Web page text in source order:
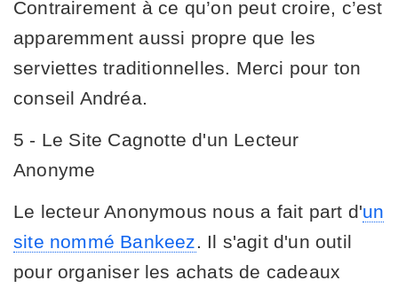
Contrairement à ce qu’on peut croire, c’est
apparemment aussi propre que les
serviettes traditionnelles. Merci pour ton
conseil Andréa.
5 - Le Site Cagnotte d'un Lecteur
Anonyme
Le lecteur Anonymous nous a fait part d'un
site nommé Bankeez . Il s'agit d'un outil
pour organiser les achats de cadeaux